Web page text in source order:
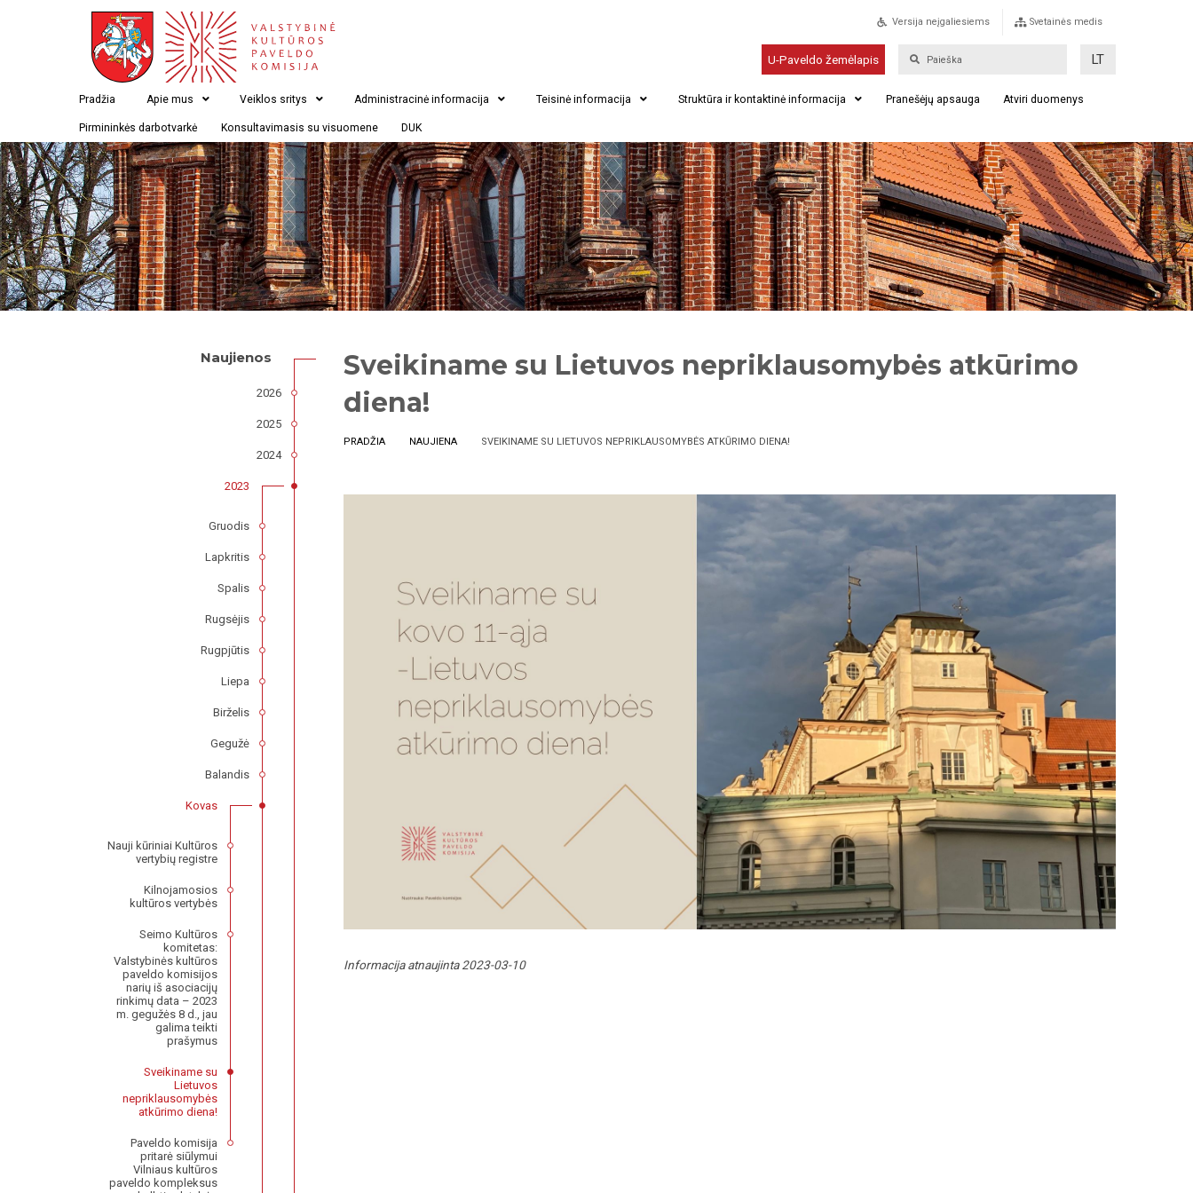
Versija neįgaliesiems Svetainės medis
U-Paveldo žemėlapis LT
Pradžia Apie mus Veiklos sritys Administracinė informacija Teisinė informacija Struktūra ir kontaktinė informacija Pranešėjų apsauga Atviri duomenys
Pirmininkės darbotvarkė Konsultavimasis su visuomene DUK
Sveikiname su Lietuvos nepriklausomybės atkūrimo
diena!
PRADŽIA NAUJIENA SVEIKINAME SU LIETUVOS NEPRIKLAUSOMYBĖS ATKŪRIMO DIENA!
Informacija atnaujinta 2023-03-10
Naujienos
2026
2025
2024
2023
Gruodis
Lapkritis
Spalis
Rugsėjis
Rugpjūtis
Liepa
Birželis
Gegužė
Balandis
Kovas
Nauji kūriniai Kultūros
vertybių registre
Kilnojamosios
kultūros vertybės
Seimo Kultūros
komitetas:
Valstybinės kultūros
paveldo komisijos
narių iš asociacijų
rinkimų data – 2023
m. gegužės 8 d., jau
galima teikti
prašymus
Sveikiname su
Lietuvos
nepriklausomybės
atkūrimo diena!
Paveldo komisija
pritarė siūlymui
Vilniaus kultūros
paveldo kompleksus